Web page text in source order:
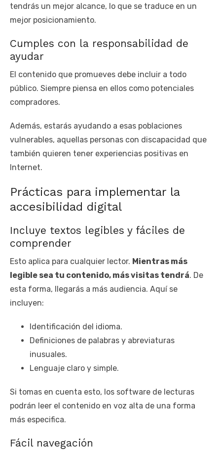
tendrás un mejor alcance, lo que se traduce en un
mejor posicionamiento.
Cumples con la responsabilidad de
ayudar
El contenido que promueves debe incluir a todo
público. Siempre piensa en ellos como potenciales
compradores.
Además, estarás ayudando a esas poblaciones
vulnerables, aquellas personas con discapacidad que
también quieren tener experiencias positivas en
Internet.
Prácticas para implementar la
accesibilidad digital
Incluye textos legibles y fáciles de
comprender
Esto aplica para cualquier lector. Mientras más
legible sea tu contenido, más visitas tendrá. De
esta forma, llegarás a más audiencia. Aquí se
incluyen:
Identificación del idioma.
Definiciones de palabras y abreviaturas
inusuales.
Lenguaje claro y simple.
Si tomas en cuenta esto, los software de lecturas
podrán leer el contenido en voz alta de una forma
más especifica.
Fácil navegación